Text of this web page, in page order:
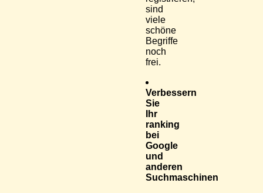
sind
viele
schöne
Begriffe
noch
frei.
Verbessern
Sie
Ihr
ranking
bei
Google
und
anderen
Suchmaschinen